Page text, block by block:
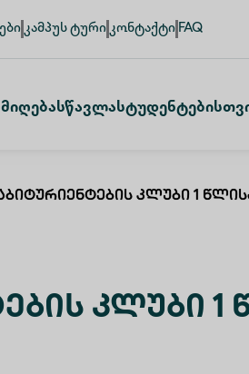
კამპუს ტური კონტაქტი FAQ
ᲛიღებაᲡწავლა
Კლუბი 1
Კლუბი 1